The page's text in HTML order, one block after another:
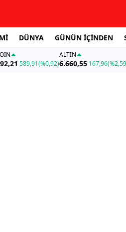
DÜNYA GÜNÜN İÇİNDEN
589,91(%0,92)
ALTIN
6.660,55 167,96